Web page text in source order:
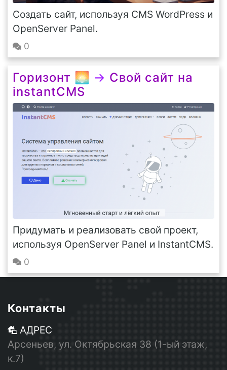
Создать сайт, используя CMS WordPress и
OpenServer Panel.
0
Горизонт 🌅 → Свой сайт на
instantCMS
Придумать и реализовать свой проект,
используя OpenServer Panel и InstantCMS.
0
Контакты
АДРЕС
Арсеньев, ул. Октябрьская 38 (1-ый этаж,
к.7)